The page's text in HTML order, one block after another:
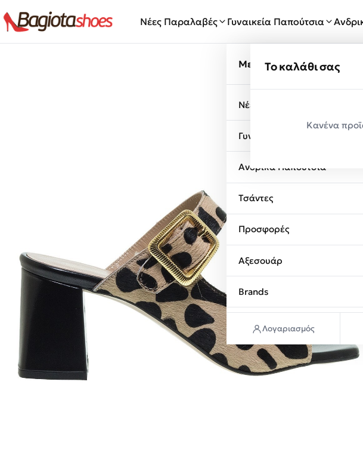
Νέες Παραλαβές
Γυναικεία Παπούτσια
Μενού
Νέες Παραλαβές
Γυναικεία Παπούτσια
Ανδρικά Παπούτσια
Τσάντες
Προσφορές
Αξεσουάρ
Brands
Λογαριασμός
Το καλάθι σας
Κανένα